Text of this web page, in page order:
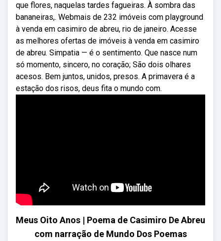
que flores, naquelas tardes fagueiras. À sombra das
bananeiras,. Webmais de 232 imóveis com playground
à venda em casimiro de abreu, rio de janeiro. Acesse
as melhores ofertas de imóveis à venda em casimiro
de abreu. Simpatia — é o sentimento. Que nasce num
só momento, sincero, no coração; São dois olhares
acesos. Bem juntos, unidos, presos. A primavera é a
estação dos risos, deus fita o mundo com.
Meus Oito Anos | Poema de Casimiro De Abreu
com narração de Mundo Dos Poemas